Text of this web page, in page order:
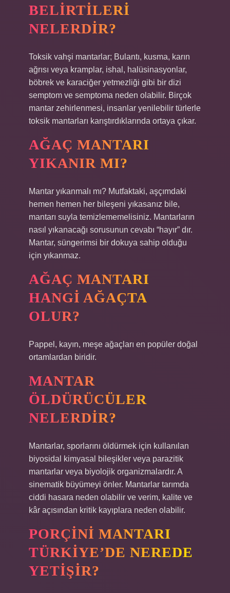
BELIRTILERI
NELERDIR?
Toksik vahşi mantarlar; Bulantı, kusma, karın
ağrısı veya kramplar, ishal, halüsinasyonlar,
böbrek ve karaciğer yetmezliği gibi bir dizi
semptom ve semptoma neden olabilir. Birçok
mantar zehirlenmesi, insanlar yenilebilir türlerle
toksik mantarları karıştırdıklarında ortaya çıkar.
AĞAÇ MANTARI
YIKANIR MI?
Mantar yıkanmalı mı? Mutfaktaki, aşçımdaki
hemen hemen her bileşeni yıkasanız bile,
mantarı suyla temizlememelisiniz. Mantarların
nasıl yıkanacağı sorusunun cevabı “hayır” dır.
Mantar, süngerimsi bir dokuya sahip olduğu
için yıkanmaz.
AĞAÇ MANTARI
HANGI AĞAÇTA
OLUR?
Pappel, kayın, meşe ağaçları en popüler doğal
ortamlardan biridir.
MANTAR
ÖLDÜRÜCÜLER
NELERDIR?
Mantarlar, sporlarını öldürmek için kullanılan
biyosidal kimyasal bileşikler veya parazitik
mantarlar veya biyolojik organizmalardır. A
sinematik büyümeyi önler. Mantarlar tarımda
ciddi hasara neden olabilir ve verim, kalite ve
kâr açısından kritik kayıplara neden olabilir.
PORÇINI MANTARI
TÜRKIYE’DE NEREDE
YETIŞIR?